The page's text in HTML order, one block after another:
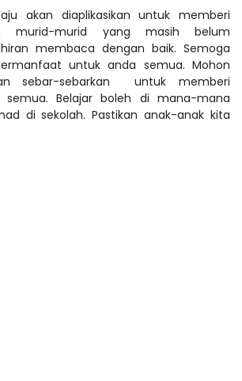
akan diaplikasikan untuk memberi
murid-murid yang masih belum
membaca dengan baik. Semoga
untuk anda semua. Mohon
sebar-sebarkan untuk memberi
Belajar boleh di mana-mana
di sekolah. Pastikan anak-anak kita